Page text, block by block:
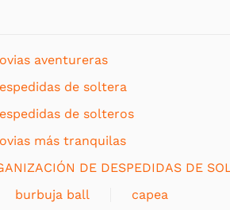
aventureras
de soltera
de solteros
más tranquilas
DE DESPEDIDAS DE
burbuja ball
capea